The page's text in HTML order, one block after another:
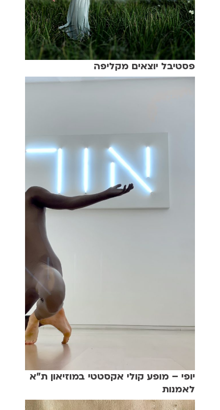
פסטיבל יוצאים מקליפה
יופי – מופע קולי אקסטטי במוזיאון ת"א
לאמנות